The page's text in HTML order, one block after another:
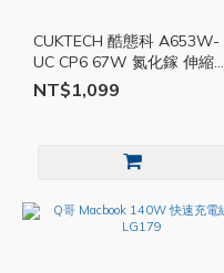
CUKTECH 酷態科 A653W-
UC CP6 67W 氮化鎵 伸縮線
充電器 CUK019
NT$1,099